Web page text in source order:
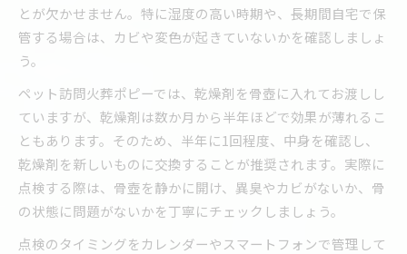
とが欠かせません。特に湿度の高い時期や、長期間自宅で保
管する場合は、カビや変色が起きていないかを確認しましょ
う。
ペット訪問火葬ポピーでは、乾燥剤を骨壺に入れてお渡しし
ていますが、乾燥剤は数か月から半年ほどで効果が薄れるこ
ともあります。そのため、半年に1回程度、中身を確認し、
乾燥剤を新しいものに交換することが推奨されます。実際に
点検する際は、骨壺を静かに開け、異臭やカビがないか、骨
の状態に問題がないかを丁寧にチェックしましょう。
点検のタイミングをカレンダーやスマートフォンで管理して